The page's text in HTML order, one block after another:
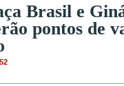
Brasil e
pontos de